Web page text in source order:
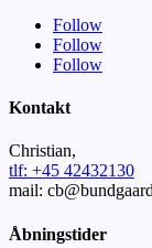
Follow
Follow
Follow
Kontakt
Christian,
tlf: +45 42432130
mail:
Åbningstider